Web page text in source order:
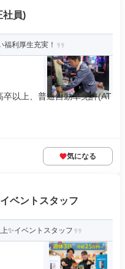
社員)
福利厚生充実！
以上、普通自動車免許(AT
気になる
ベントスタッフ
✨イベントスタッフ